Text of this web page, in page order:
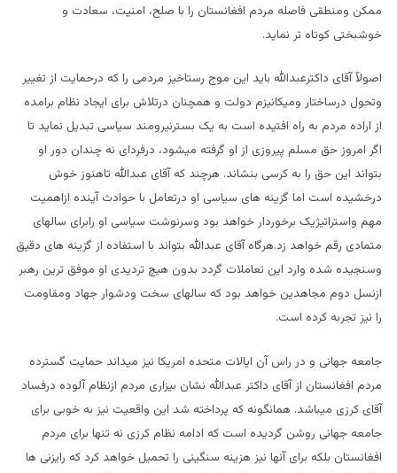
ممکن ومنطقی فاصله مردم افغانستان را با صلح، امنیت، سعادت و
خوشبختی کوتاه تر نماید.
اصولآ آقای داکترعبدالله باید این موج رستاخیز مردمی را که درحمایت از تغییر
وتحول درساختار ومیکانیزم دولت و همچنان درتلاش برای ایجاد نظام برامده
از اراده مردم به راه افتیده است به یک بسترنیرومند سیاسی تبدیل نماید تا
اگر امروز حق مسلم پیروزی از او گرفته میشود، درفردای نه چندان دور او
بتواند این حق را به کرسی بنشاند. هرچند که آقای عبدالله تاهنوز خوش
درخشیده است اما گزینه های سیاسی او درتعامل با حوادث آینده ازاهمیت
مهم واستراتیژیک برخوردار خواهد بود وسرنوشت سیاسی او رابرای سالهای
متمادی رقم خواهد زد.هرگاه آقای عبدالله بتواند با استفاده از گزینه های دقیق
وسنجیده شده وارد این تعاملات گردد بدون هیچ تردیدی او موفق ترین رهبر
ازنسل دوم مجاهدین خواهد بود که سالهای سخت ودشوار جهاد ومقاومت
را نیز تجربه کرده است.
جامعه جهانی و در راس آن ایالات متحده امریکا نیز میداند حمایت گسترده
مردم افغانستان از آقای داکتر عبدالله نشان بیزاری مردم ازنظام آلوده درفساد
آقای کرزی میباشد. همانگونه که پرداخته شد این واقعیت نیز به خوبی برای
جامعه جهانی روشن گردیده است که ادامه نظام کرزی نه تنها برای مردم
افغانستان بلکه برای آنها نیز هزینه سنگینی را تحمیل خواهد کرد که رایزنی ها